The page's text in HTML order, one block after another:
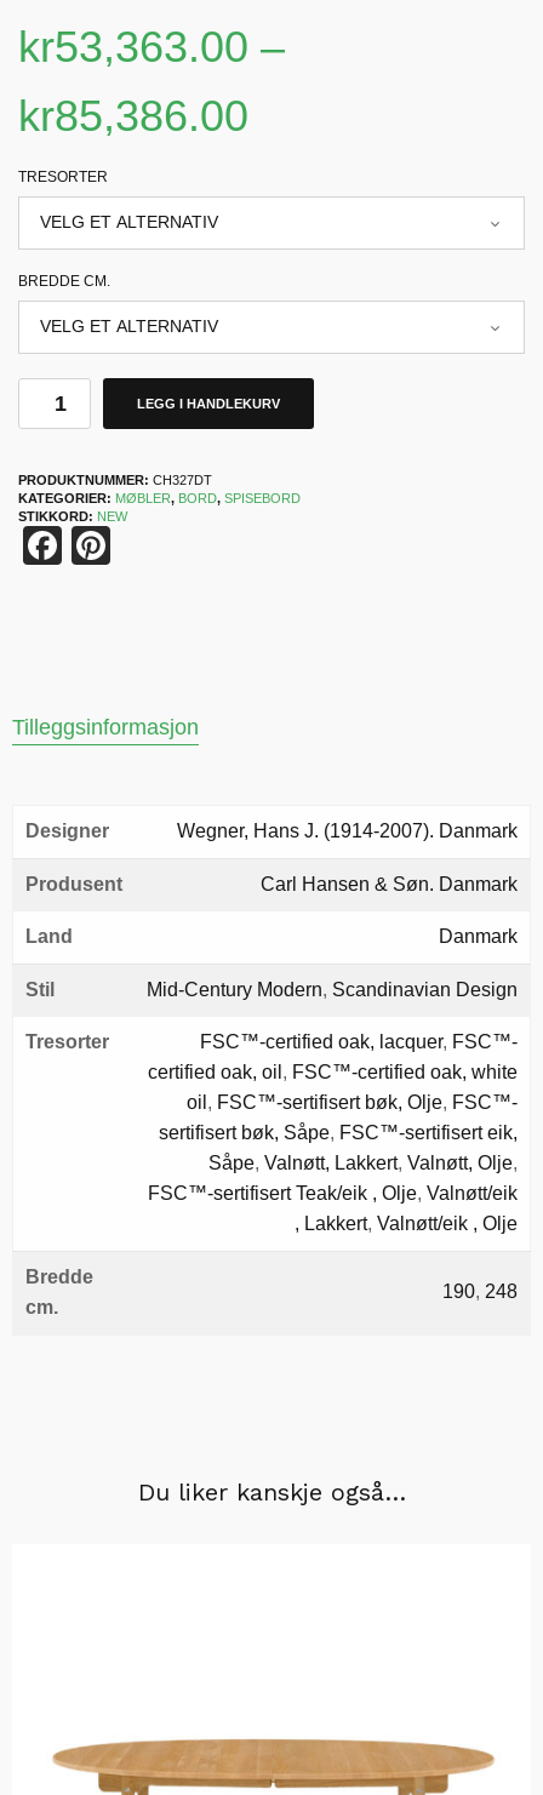
kr53,363.00 –
kr85,386.00
TRESORTER
BREDDE CM.
LEGG I HANDLEKURV
PRODUKTNUMMER: CH327DT
KATEGORIER: MØBLER, BORD, SPISEBORD
STIKKORD: NEW
Facebook
Tilleggsinformasjon
Designer Wegner, Hans J. (1914-2007). Danmark
Produsent Carl Hansen & Søn. Danmark
Land Danmark
Stil Mid-Century Modern, Scandinavian Design
Tresorter FSC™-certified oak, lacquer, FSC™-
certified oak, oil , FSC™-certified oak, white
oil , FSC™-sertifisert bøk, Olje, FSC™-
sertifisert bøk, Såpe, FSC™-sertifisert eik,
Såpe, Valnøtt, Lakkert, Valnøtt, Olje,
FSC™-sertifisert Teak/eik , Olje, Valnøtt/eik
, Lakkert, Valnøtt/eik , Olje
Bredde
cm.
190, 248
Du liker kanskje også…